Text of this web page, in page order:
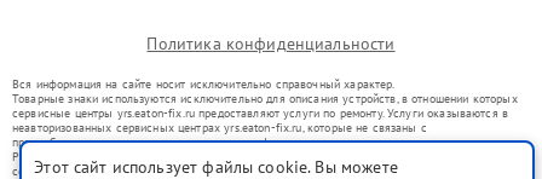
Политика конфиденциальности
Вся информация на сайте носит исключительно справочный характер.
Товарные знаки используются исключительно для описания устройств, в отношении которых
сервисные центры yrs.eaton-fix.ru предоставляют услуги по ремонту. Услуги оказываются в
неавторизованных сервисных центрах yrs.eaton-fix.ru, которые не связаны с
правообладателями товарных знаков или их официальными представителями.
Ремонт осуществляется для устройств, уже введенных в гражданский оборот в соответствии
со статьей 1487 ГК РФ.
Этот сайт использует файлы cookie. Вы можете